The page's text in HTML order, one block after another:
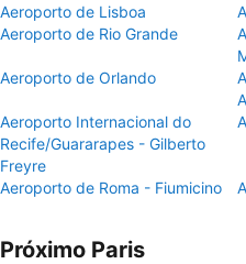
Aeroporto de Lisboa
Aeroporto de Rio Grande
Aeroporto de Orlando
Aeroporto Internacional do
Recife/Guararapes - Gilberto
Freyre
Aeroporto de Roma - Fiumicino
Próximo Paris